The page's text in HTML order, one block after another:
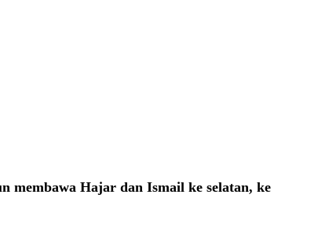
membawa Hajar dan Ismail ke selatan, ke